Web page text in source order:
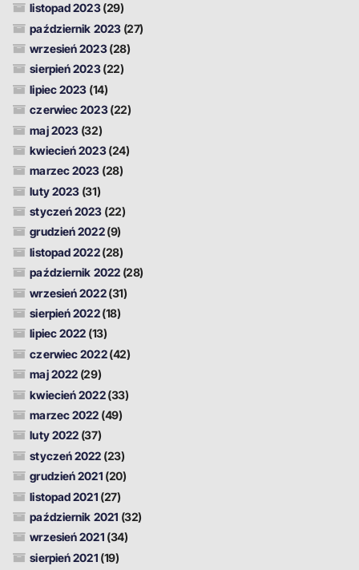
listopad 2023(29)
październik 2023(27)
wrzesień 2023(28)
sierpień 2023(22)
lipiec 2023 (14)
czerwiec 2023(22)
maj 2023 (32)
kwiecień 2023(24)
marzec 2023 (28)
luty 2023 (31)
styczeń 2023 (22)
grudzień 2022(9)
listopad 2022(28)
październik 2022(28)
wrzesień 2022(31)
sierpień 2022(18)
lipiec 2022 (13)
czerwiec 2022(42)
maj 2022 (29)
kwiecień 2022(33)
marzec 2022 (49)
luty 2022 (37)
styczeń 2022 (23)
grudzień 2021 (20)
listopad 2021 (27)
październik 2021 (32)
wrzesień 2021 (34)
sierpień 2021 (19)